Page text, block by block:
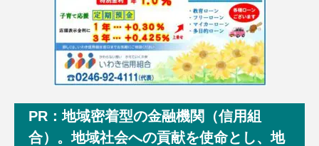
PR：地域密着型の金融機関（信用組
合）。地域社会への貢献を使命とし、地